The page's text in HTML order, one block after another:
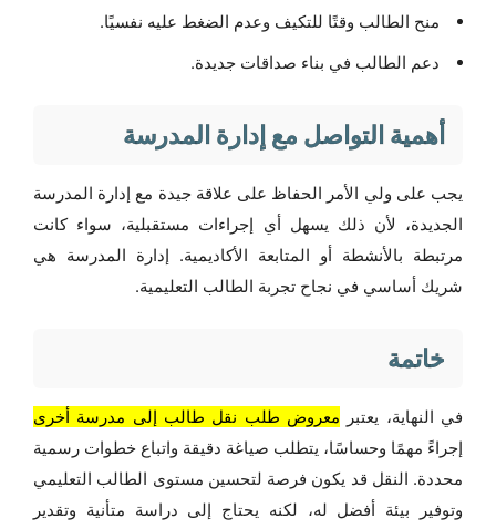
منح الطالب وقتًا للتكيف وعدم الضغط عليه نفسيًا.
دعم الطالب في بناء صداقات جديدة.
أهمية التواصل مع إدارة المدرسة
يجب على ولي الأمر الحفاظ على علاقة جيدة مع إدارة المدرسة
الجديدة، لأن ذلك يسهل أي إجراءات مستقبلية، سواء كانت
مرتبطة بالأنشطة أو المتابعة الأكاديمية. إدارة المدرسة هي
شريك أساسي في نجاح تجربة الطالب التعليمية.
خاتمة
في النهاية، يعتبر معروض طلب نقل طالب إلى مدرسة أخرى
إجراءً مهمًا وحساسًا، يتطلب صياغة دقيقة واتباع خطوات رسمية
محددة. النقل قد يكون فرصة لتحسين مستوى الطالب التعليمي
وتوفير بيئة أفضل له، لكنه يحتاج إلى دراسة متأنية وتقدير